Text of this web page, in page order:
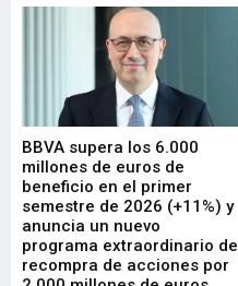
BBVA supera los 6.000
millones de euros de
beneficio en el primer
semestre de 2026 (+11%) y
anuncia un nuevo
programa extraordinario de
recompra de acciones por